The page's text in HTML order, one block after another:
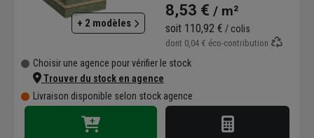
+ 2 modèles
8,53 € / m²
soit 110,92 € / colis
dont 0,04 € éco-contribution
Choisir une agence pour vérifier le stock
Trouver du stock en agence
Livraison disponible selon stock agence